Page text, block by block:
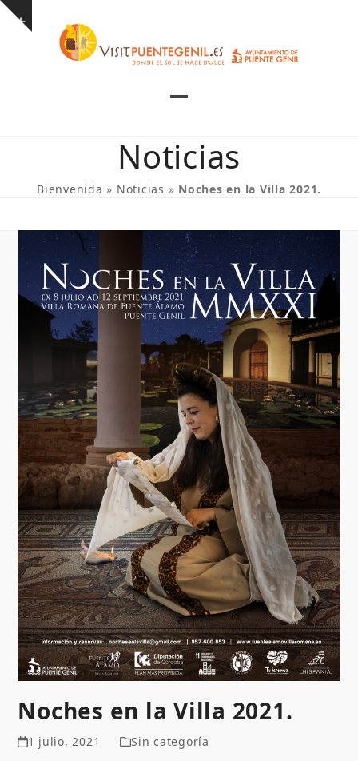
Skip
Show
mobile
menu
mobile
menu
Noticias
Bienvenida » Noticias » Noches en la Villa 2021.
Noches en la Villa 2021.
1 julio, 2021 Sin categoría